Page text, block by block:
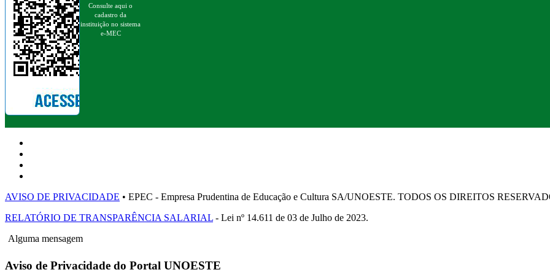
Consulte aqui o
cadastro da
instituição no sistema
e-MEC
AVISO DE PRIVACIDADE • EPEC - Empresa Prudentina de Educação e Cultura SA/UNOESTE. TODOS OS DIREITOS
RELATÓRIO DE TRANSPARÊNCIA SALARIAL - Lei nº 14.611 de 03 de Julho de 2023.
Alguma mensagem
Aviso de Privacidade do Portal UNOESTE